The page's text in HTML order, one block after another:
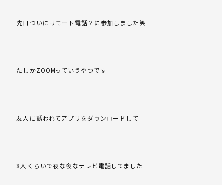
先日ついにリモート電話？に参加しました笑
たしかZOOMっていうやつです
友人に誘われてアプリをダウンロードして
8人くらいで夜な夜なテレビ電話してました